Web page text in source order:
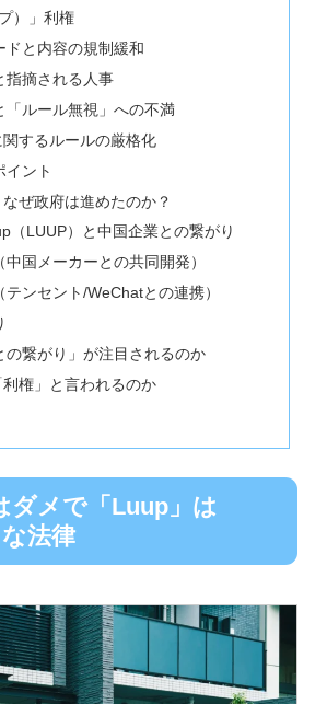
）」利権
ドと内容の規制緩和
指摘される人事
「ルール無視」への不満
するルールの厳格化
イント
ぜ政府は進めたのか？
（LUUP）と中国企業との繋がり
国メーカーとの共同開発）
ンセント/WeChatとの連携）
の繋がり」が注目されるのか
利権」と言われるのか
ダメで「Luup」は
法律